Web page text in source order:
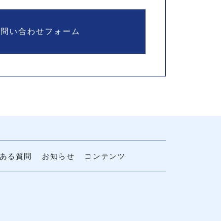
い合わせフォーム
る質問 お知らせ コンテンツ